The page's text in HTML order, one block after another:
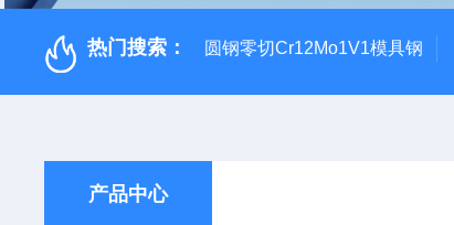
热门搜索： 圆钢零切Cr12Mo1V1模具钢
产品中心